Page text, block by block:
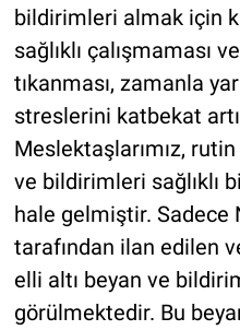
bildirimleri almak için
sağlıklı çalışmaması
tıkanması, zamanla
streslerini katbekat
Meslektaşlarımız,
ve bildirimleri sağlıklı
hale gelmiştir. Sadece
tarafından ilan edilen
elli altı beyan ve
görülmektedir. Bu